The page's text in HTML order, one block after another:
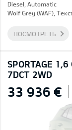
Diesel, Automatic
Wolf Grey (WAF),
ПОСМОТРЕТЬ
SPORTAGE
7DCT 2WD
33 936 €